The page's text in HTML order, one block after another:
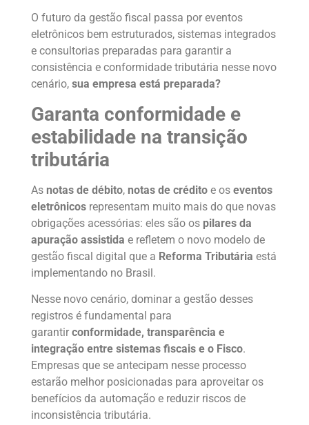
O futuro da gestão fiscal passa por eventos
eletrônicos bem estruturados, sistemas integrados
e consultorias preparadas para garantir a
consistência e conformidade tributária nesse novo
cenário, sua empresa está preparada?
Garanta conformidade e
estabilidade na transição
tributária
As notas de débito, notas de crédito e os eventos
eletrônicos representam muito mais do que novas
obrigações acessórias: eles são os pilares da
apuração assistida e refletem o novo modelo de
gestão fiscal digital que a Reforma Tributária está
implementando no Brasil.
Nesse novo cenário, dominar a gestão desses
registros é fundamental para
garantir conformidade, transparência e
integração entre sistemas fiscais e o Fisco.
Empresas que se antecipam nesse processo
estarão melhor posicionadas para aproveitar os
benefícios da automação e reduzir riscos de
inconsistência tributária.